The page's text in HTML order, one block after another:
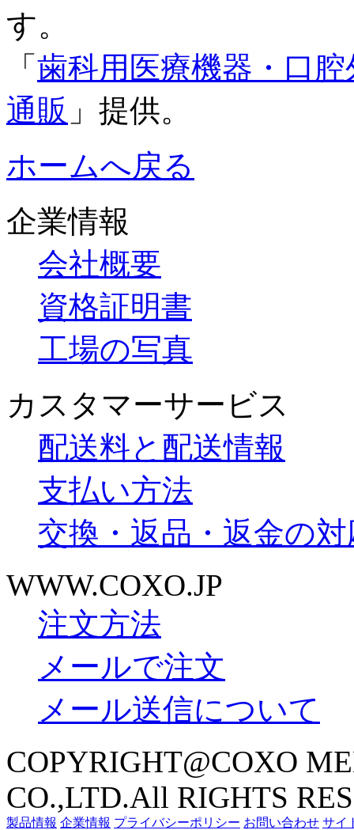
す。
「 歯科用医療機器・口
通販 」提供。
ホームへ戻る
企業情報
会社概要
資格証明書
工場の写真
カスタマーサービス
配送料と配送情報
支払い方法
交換・返品・返金の対
WWW.COXO.JP
注文方法
メールで注文
メール送信について
COPYRIGHT@COXO
CO.,LTD.All RIGHTS
製品情報 企業情報 プライバシーポリシー お問い合わせ サイ